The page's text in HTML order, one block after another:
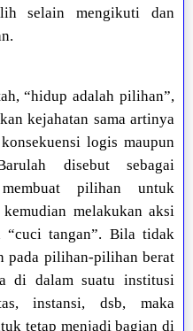
selain mengikuti dan
“hidup adalah pilihan”,
kejahatan sama artinya
logis maupun
disebut sebagai
pilihan untuk
melakukan aksi
“cuci tangan”. Bila tidak
pada pilihan-pilihan berat
di dalam suatu institusi
instansi, dsb, maka
tetap menjadi bagian di